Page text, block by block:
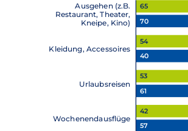
Ausgehen (z.B.
Restaurant, Theater,
Kneipe, Kino)
65
70
Kleidung, Accessoires
54
40
Urlaubsreisen
53
61
Wochenendausflüge
42
57